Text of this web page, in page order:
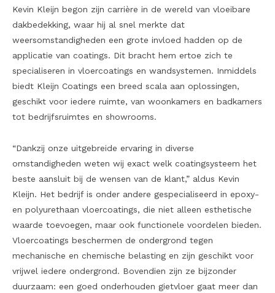
Kevin Kleijn begon zijn carrière in de wereld van vloeibare
dakbedekking, waar hij al snel merkte dat
weersomstandigheden een grote invloed hadden op de
applicatie van coatings. Dit bracht hem ertoe zich te
specialiseren in vloercoatings en wandsystemen. Inmiddels
biedt Kleijn Coatings een breed scala aan oplossingen,
geschikt voor iedere ruimte, van woonkamers en badkamers
tot bedrijfsruimtes en showrooms.
“Dankzij onze uitgebreide ervaring in diverse
omstandigheden weten wij exact welk coatingsysteem het
beste aansluit bij de wensen van de klant,” aldus Kevin
Kleijn. Het bedrijf is onder andere gespecialiseerd in epoxy-
en polyurethaan vloercoatings, die niet alleen esthetische
waarde toevoegen, maar ook functionele voordelen bieden.
Vloercoatings beschermen de ondergrond tegen
mechanische en chemische belasting en zijn geschikt voor
vrijwel iedere ondergrond. Bovendien zijn ze bijzonder
duurzaam: een goed onderhouden gietvloer gaat meer dan